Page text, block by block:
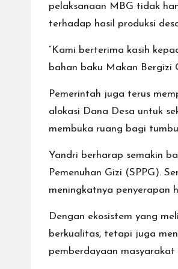
pelaksanaan MBG tidak
terhadap hasil produksi
“Kami berterima kasih
bahan baku Makan Bergizi
Pemerintah juga terus
alokasi Dana Desa untuk
membuka ruang bagi
Yandri berharap semakin
Pemenuhan Gizi (SPPG).
meningkatnya penyerapan
Dengan ekosistem yang
berkualitas, tetapi juga
pemberdayaan